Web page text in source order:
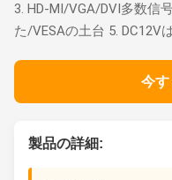
3. HD-MI/VGA/DVI多数信
た/VESAの土台 5. DC12V
今
製品の詳細: